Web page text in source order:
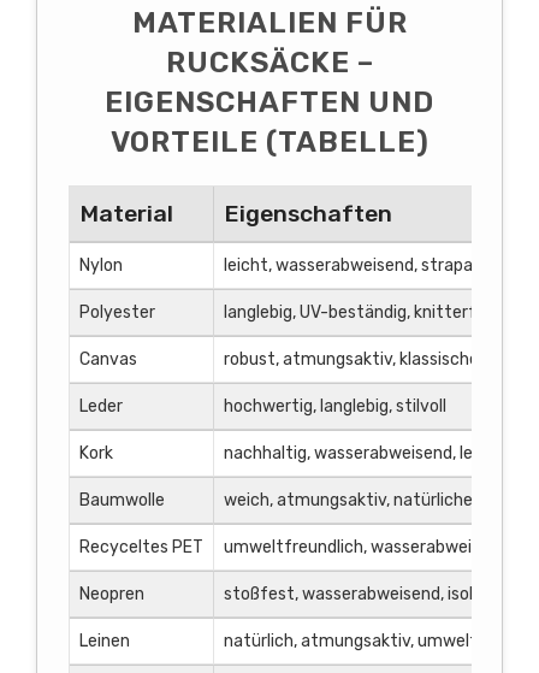
MATERIALIEN FÜR
RUCKSÄCKE –
EIGENSCHAFTEN UND
VORTEILE (TABELLE)
Material Eigenschaften
Nylon leicht, wasserabweisend,
Polyester langlebig, UV-beständig, knitterfrei
Canvas robust, atmungsaktiv, klassischer Look
Leder hochwertig, langlebig, stilvoll
Kork nachhaltig, wasserabweisend, leicht
Baumwolle weich, atmungsaktiv, natürlicher Stoff
Recyceltes PET umweltfreundlich, wasserabweisend,
Neopren stoßfest, wasserabweisend, isolierend
Leinen natürlich, atmungsaktiv,